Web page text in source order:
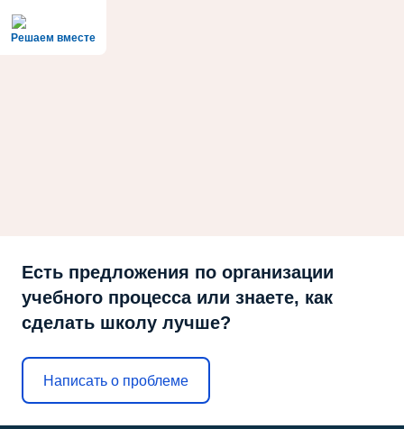
Решаем вместе
Есть предложения по организации
учебного процесса или знаете, как
сделать школу лучше?
Написать о проблеме